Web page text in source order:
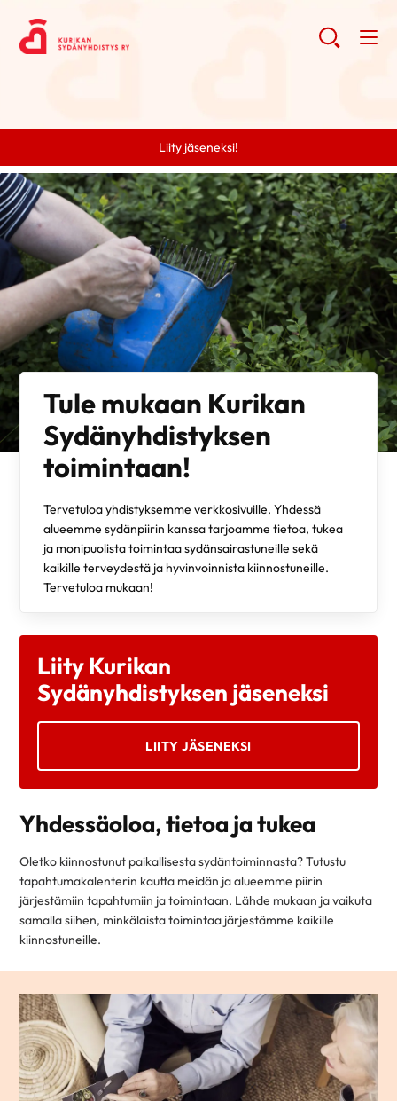
Liity jäseneksi!
Tule mukaan Kurikan
Sydänyhdistyksen
toimintaan!
Tervetuloa yhdistyksemme verkkosivuille. Yhdessä
alueemme sydänpiirin kanssa tarjoamme tietoa, tukea
ja monipuolista toimintaa sydänsairastuneille sekä
kaikille terveydestä ja hyvinvoinnista kiinnostuneille.
Tervetuloa mukaan!
Liity Kurikan
Sydänyhdistyksen jäseneksi
LIITY JÄSENEKSI
Yhdessäoloa, tietoa ja tukea
Oletko kiinnostunut paikallisesta sydäntoiminnasta? Tutustu
tapahtumakalenterin kautta meidän ja alueemme piirin
järjestämiin tapahtumiin ja toimintaan. Lähde mukaan ja vaikuta
samalla siihen, minkälaista toimintaa järjestämme kaikille
kiinnostuneille.